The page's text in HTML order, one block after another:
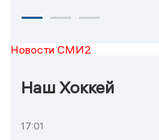
Новости СМИ2
Наш Хоккей
17:01